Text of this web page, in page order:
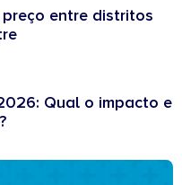
entre distritos
Qual o impacto e